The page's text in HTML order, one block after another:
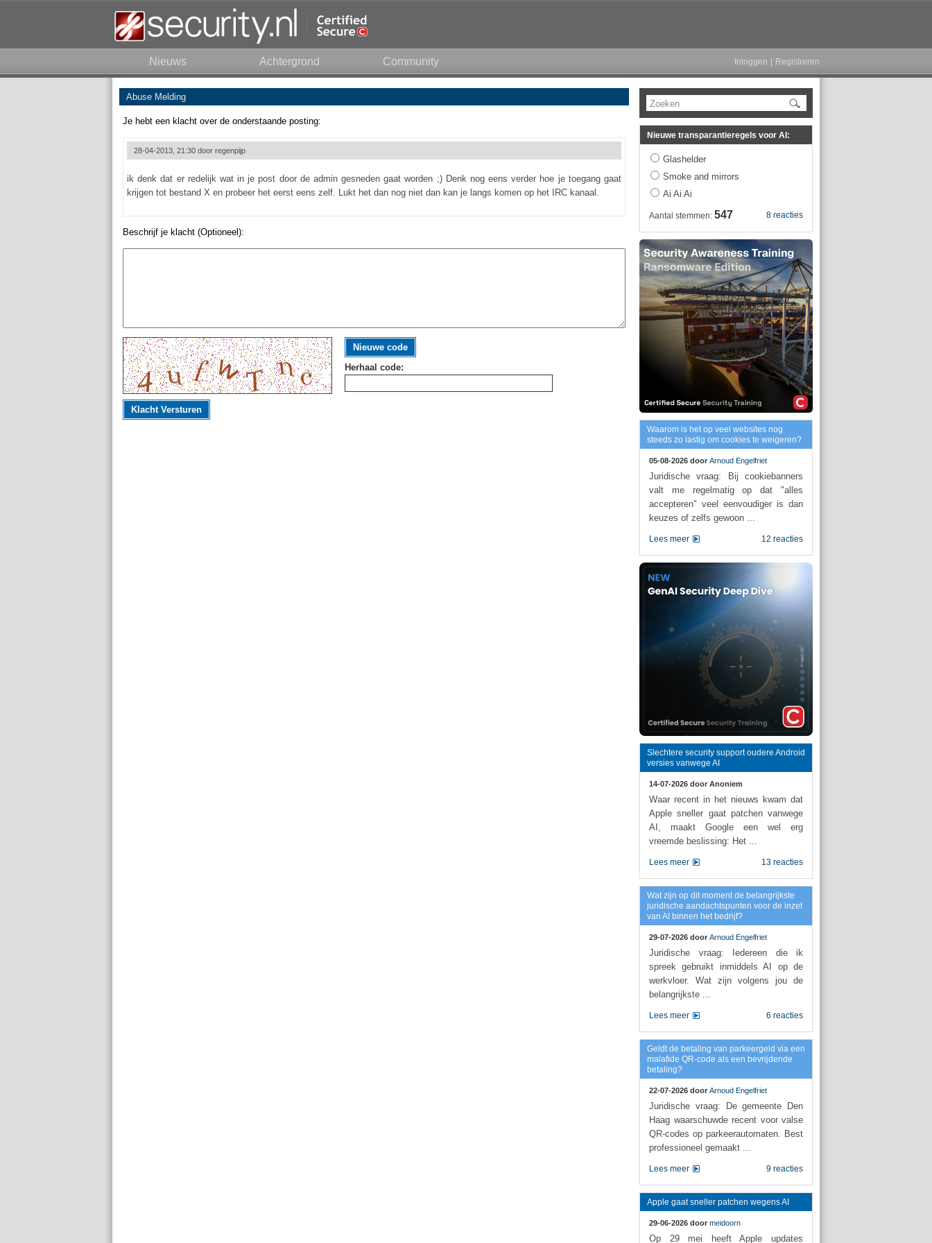
Nieuws Achtergrond Community Inloggen Registreren
Abuse Melding
Je hebt een klacht over de onderstaande posting:
28-04-2013, 21:30 door regenpijp
ik denk dat er redelijk wat in je post door de admin gesneden gaat worden ;) Denk nog eens verder hoe je toegang gaat
krijgen tot bestand X en probeer het eerst eens zelf. Lukt het dan nog niet dan kan je langs komen op het IRC kanaal.
Beschrijf je klacht (Optioneel):
Nieuwe code
Herhaal code:
Klacht Versturen
Zoeken
Nieuwe transparantieregels voor AI:
Glashelder
Smoke and mirrors
Ai Ai Ai
8 reacties
Aantal stemmen: 547
Waarom is het op veel websites nog
steeds zo lastig om cookies te weigeren?
05-08-2026 door Arnoud Engelfriet
Juridische vraag: Bij cookiebanners
valt me regelmatig op dat "alles
accepteren" veel eenvoudiger is dan
keuzes of zelfs gewoon ...
12 reacties
Lees meer
Slechtere security support oudere Android
versies vanwege AI
14-07-2026 door Anoniem
Waar recent in het nieuws kwam dat
Apple sneller gaat patchen vanwege
AI, maakt Google een wel erg
vreemde beslissing: Het ...
13 reacties
Lees meer
Wat zijn op dit moment de belangrijkste
juridische aandachtspunten voor de inzet
van AI binnen het bedrijf?
29-07-2026 door Arnoud Engelfriet
Juridische vraag: Iedereen die ik
spreek gebruikt inmiddels AI op de
werkvloer. Wat zijn volgens jou de
belangrijkste ...
6 reacties
Lees meer
Geldt de betaling van parkeergeld via een
malafide QR-code als een bevrijdende
betaling?
22-07-2026 door Arnoud Engelfriet
Juridische vraag: De gemeente Den
Haag waarschuwde recent voor valse
QR-codes op parkeerautomaten. Best
professioneel gemaakt ...
9 reacties
Lees meer
Apple gaat sneller patchen wegens AI
29-06-2026 door meidoorn
Op 29 mei heeft Apple updates